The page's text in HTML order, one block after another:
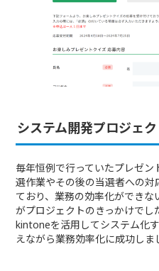
システム開発プロジェ
毎年恒例で行っていたプレゼ
選作業やその後の当選者への
ており、業務の効率化ができ
がプロジェクトのきっかけでし
kintoneを活用してシステム化
えながら業務効率化に成功しま